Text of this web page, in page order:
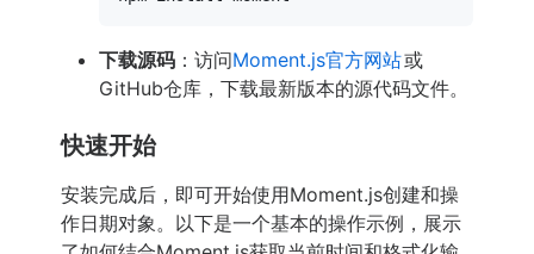
下载源码 ：访问Moment.js官方网站或
GitHub仓库，下载最新版本的源代码文件。
快速开始
安装完成后，即可开始使用Moment.js创建和操
作日期对象。以下是一个基本的操作示例，展示